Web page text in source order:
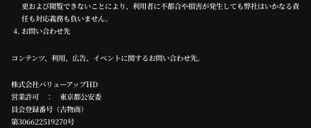
更および閲覧できないことにより、利用者に不都合や損害が発生しても弊社はいかなる責
任も対応義務も負いません。
お問い合わせ先
コンテンツ、利用、広告、イベントに関するお問い合わせ先。
株式会社バリューアップHD
営業許可 ： 東京都公安委
員会登録番号（古物商）
第306622519270号